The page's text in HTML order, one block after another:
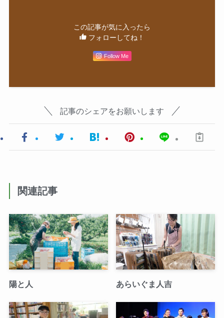
この記事が気に入ったら
フォローしてね！
Follow Me
記事のシェアをお願いします
関連記事
陽と人 あらいぐま人吉